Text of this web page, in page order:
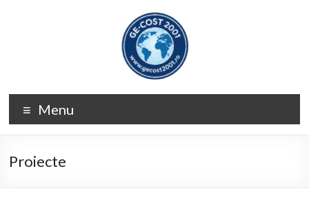
GE-
COST
2001
Menu
Proiecte